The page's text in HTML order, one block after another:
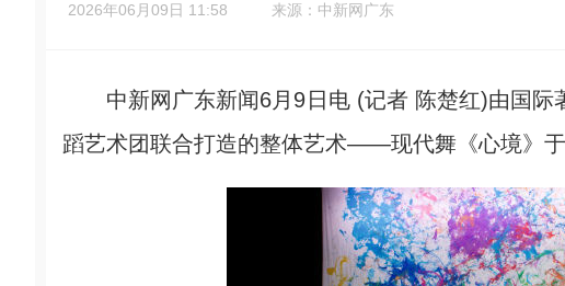
2026年06月09日 11:58 来源：中新网广东
中新网广东新闻6月9日电 (记者 陈楚红)由国际
蹈艺术团联合打造的整体艺术——现代舞《心境》于